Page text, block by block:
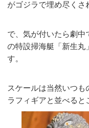
がゴジラで埋め尽くさ
で、気が付いたら劇中
の特設掃海艇「新生丸
す。
スケールは当然いつ
ラフィギアと並べると